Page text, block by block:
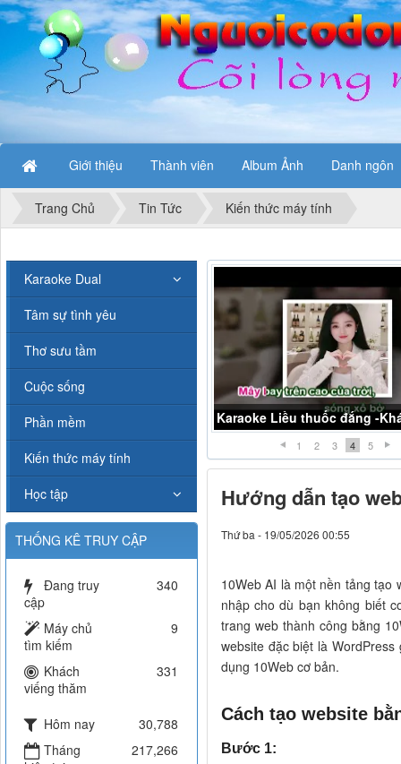
Giới thiệu Thành viên Album Ảnh Danh ngôn
Trang Chủ Tin Tức Kiến thức máy tính
Karaoke Liều thuốc đắng -
1 2 3 4 5
Hướng dẫn tạo
Thứ ba - 19/05/2026 00:55
10Web AI là một nền tảng tạo
nhập cho dù bạn không biết
trang web thành công bằng
website đặc biệt là
dụng 10Web cơ bản.
Cách tạo website
Bước 1:
Karaoke Dual
Tâm sự tình yêu
Thơ sưu tầm
Cuộc sống
Phần mềm
Kiến thức máy tính
Học tập
THỐNG KÊ TRUY CẬP
Đang truy
cập
340
Máy chủ
tìm kiếm
9
Khách
viếng thăm
331
Hôm nay
30,788
Tháng
217,266